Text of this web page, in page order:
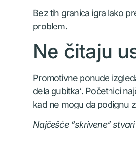
Bez tih granica igra lako
problem.
Ne čitaju
Promotivne ponude
dela gubitka“. Početnici
kad ne mogu da podignu
Najčešće “skrivene”